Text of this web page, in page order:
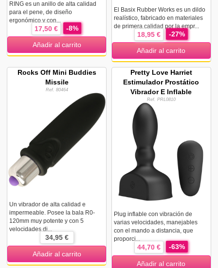
RING es un anillo de alta calidad
para el pene, de diseño
ergonómico y con...
17,50 € -8%
Añadir al carrito
El Basix Rubber Works es un dildo
realístico, fabricado en materiales
de primera calidad por la empr...
18,95 € -27%
Añadir al carrito
Rocks Off Mini Buddies
Missile
Ref. 80464
Un vibrador de alta calidad e
impermeable. Posee la bala R0-
120mm muy potente y con 5
velocidades di...
34,95 €
Añadir al carrito
Pretty Love Harriet
Estimulador Prostático
Vibrador E Inflable
Ref. PRL0810
Plug inflable con vibración de
varias velocidades, manejables
con el mando a distancia, que
proporci...
44,70 € -63%
Añadir al carrito